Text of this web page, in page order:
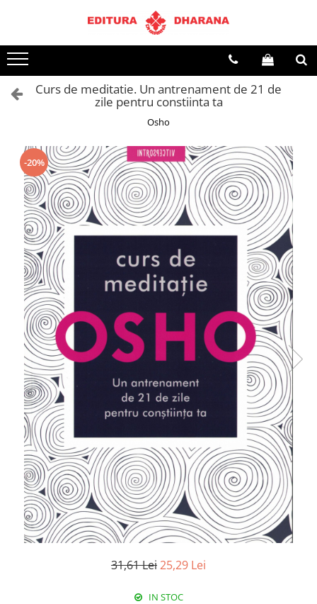
Toate Produsele
CARTI EDITURA DHARANA
OFERTE LA PACHET
Dietoterapie
Dezvoltare personala
Spiritualitate
Arta
AUDIOBOOK
Business, Economie
Carti pentru copii
Diverse
Filosofie
Istorie
Literatura
Psihologie
Sanatate
Sociologie
Stiinta
Curs de meditatie. Un antrenament de 21 de
zile pentru constiinta ta
Osho
-20%
31,61 Lei25,29 Lei
IN STOC